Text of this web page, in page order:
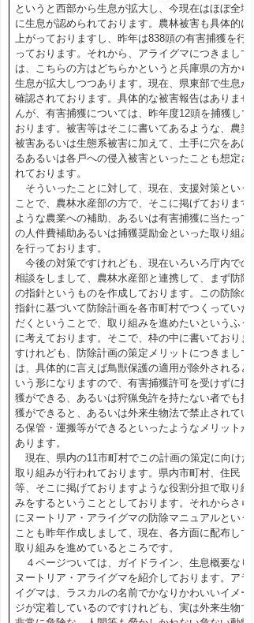
というと西部から生息が拡大し、今現在はほぼ全域
に生息が認められております。農林被害も具体的に
上がっておりますし、昨年は838頭の有害捕獲を行
っております。それから、アライグマにつきまして
は、こちらの方はどちらかというと兵庫県の方から
生息が拡大しつつあります。現在、県東部で生息が
確認されております。具体的な被害報告はありませ
んが、有害捕獲については、昨年度12頭を捕獲して
おります。被害等はそこに書いてあるような、農業
被害あるいは生態系被害に加えて、土手に穴をあけ
るあるいは各戸への侵入被害といったことも想定さ
れております。
そういったことに対して、現在、支援対策という
ことで、農林水産部の方で、そこに掲げております
ような農業への補助、あるいは有害捕獲に当たって
の人件費補助あるいは捕獲奨励金といった取り組み
を行っております。
今後の対策ですけれども、現在いろいろ庁内での
相談をしまして、農林水産部と連携して、まず防除
の指針というものを作成しております。この防除の
指針に基づいて防除計画を各市町村でつくっていた
だくということで、取り組みを進めたいというふう
に考えております。そこで、枠の中に書いておりま
すけれども、防除計画の策定メリットにつきまして
は、具体的に言えば鳥獣保護の適用が除外されると
いう形になりますので、有害捕獲許可を受けずに捕
獲ができる、あるいは狩猟免許を持たない者でも捕
獲ができると、あるいは外来生物法で禁止されてい
る保管・運搬等ができるといったようなメリットが
あります。
現在、県内の11市町村でこの計画の策定に向けた
取り組みが行われております。県内市町村、住民
等、そこに掲げておりますような役割分担で取り組
みをするということとしております。それからさら
にヌートリア・アライグマの防除マニュアルという
ことも昨年作成しまして、現在、各方面に配布して
取り組みを進めているところです。
４ページついては、ガイドライン、生息概要なり
ヌートリア・アライグマを紹介しております。アラ
イグマは、ラスカルの名前でかなりかわいいイメー
ジが定着しているのですけれども、実は外来生物で